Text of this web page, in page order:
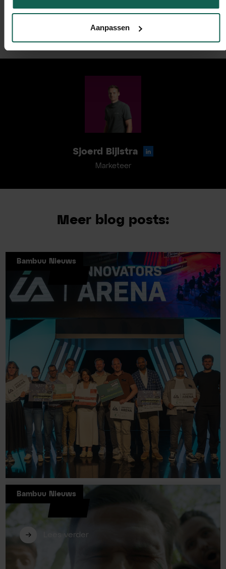
Aanpassen
van data, of dat nu via Google Tag Gateway (client-
Sjoerd Bijlstra
Marketeer
Meer blog posts:
Bambuu Nieuws
Bambuu opnieuw betrokken als
jurylid bij Innovators Arena 2026
Lees verder
Bambuu Nieuws